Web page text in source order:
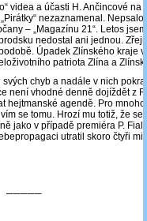
videa a účasti H. Ančincové na
nezaznamenal.
‒ „Magazínu 21“. Letos
nedostal ani jednou.
Úpadek Zlínského kraje
patriota Zlína a
chyb a nadále v nich
není vhodné denně dojíždět z
hejtmanské agendě. Pro
se tomu. Hrozí mu totiž, že se
jako v případě premiéra P.
utratil skoro čtyři
─────